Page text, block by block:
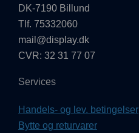
DK-7190 Billund
Tlf. 75332060
mail@display.dk
CVR: 32 31 77 07
Services
Handels- og lev. betingelser
Bytte og returvarer